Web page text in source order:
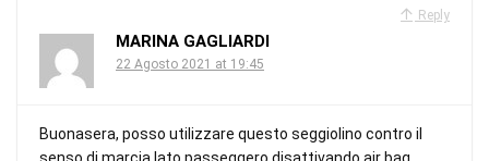
Reply
MARINA GAGLIARDI
22 Agosto 2021 at 19:45
Buonasera, posso utilizzare questo seggiolino contro il